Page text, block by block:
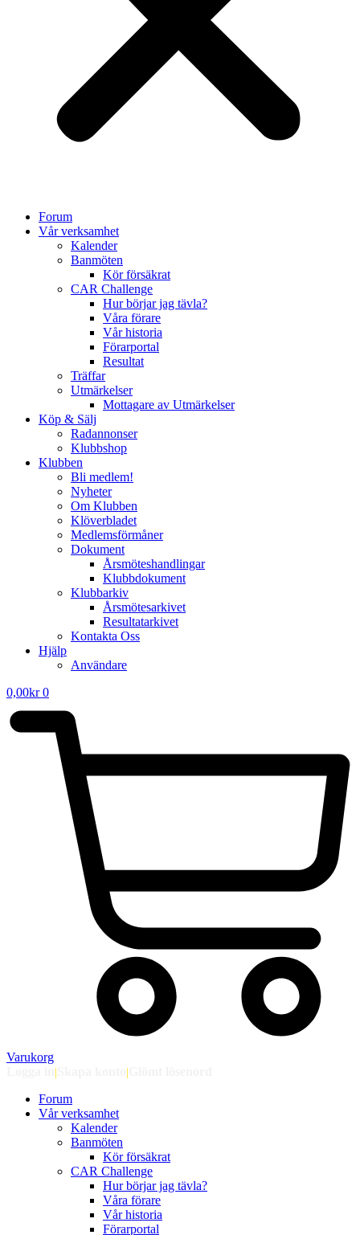
Forum
Vår verksamhet
Kalender
Banmöten
Kör försäkrat
CAR Challenge
Hur börjar jag tävla?
Våra förare
Vår historia
Förarportal
Resultat
Träffar
Utmärkelser
Mottagare av Utmärkelser
Köp & Sälj
Radannonser
Klubbshop
Klubben
Bli medlem!
Nyheter
Om Klubben
Klöverbladet
Medlemsförmåner
Dokument
Årsmöteshandlingar
Klubbdokument
Klubbarkiv
Årsmötesarkivet
Resultatarkivet
Kontakta Oss
Hjälp
Användare
0,00kr 0
Varukorg
| |
Forum
Vår verksamhet
Kalender
Banmöten
Kör försäkrat
CAR Challenge
Hur börjar jag tävla?
Våra förare
Vår historia
Förarportal